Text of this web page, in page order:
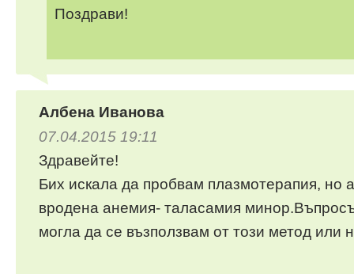
Поздрави!
Албена Иванова
07.04.2015 19:11
Здравейте!
Бих искала да пробвам плазмотерапия, но
вродена анемия- таласамия
могла да се възползвам от този метод или